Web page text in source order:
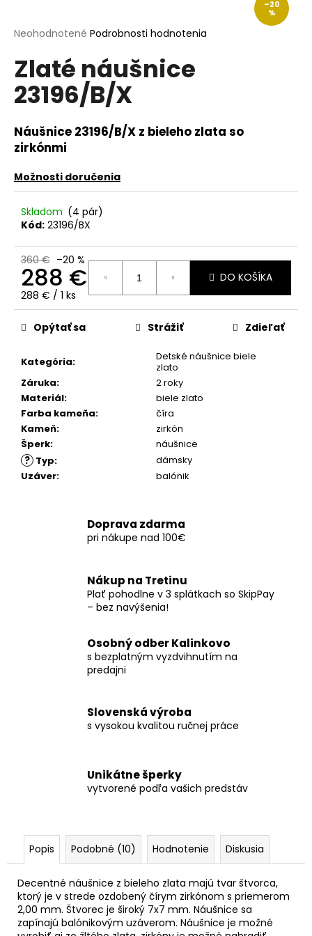
Priemerné
produktu
je
0,0
z
hviezdičiek.
Neohodnotené Podrobnosti hodnotenia
Zlaté náušnice
23196/B/X
Náušnice 23196/B/X z bieleho zlata so
zirkónmi
Možnosti doručenia
Skladom (4 pár)
Kód: 23196/BX
360 € –20 %
288 €
Jednotková
cena:
288 € / 1 ks
DO KOŠÍKA
Kategória:
Detské náušnice biele
zlato
Záruka:
2 roky
Materiál:
biele zlato
Farba kameňa:
číra
Kameň:
zirkón
Šperk: náušnice
? Typ:
dámsky
Uzáver: balónik
Opýtať sa Strážiť Zdieľať
–20
%
Doprava zdarma
pri nákupe nad 100€
Nákup na Tretinu
Plať pohodlne v 3 splátkach so SkipPay
– bez navýšenia!
Osobný odber Kalinkovo
s bezplatným vyzdvihnutím na
predajni
Slovenská výroba
s vysokou kvalitou ručnej práce
Unikátne šperky
vytvorené podľa vašich predstáv
Popis Podobné (10) Hodnotenie Diskusia
Decentné náušnice z bieleho zlata majú tvar štvorca,
ktorý je v strede ozdobený čírym zirkónom s priemerom
2,00 mm. Štvorec je široký 7x7 mm. Náušnice sa
zapínajú balónikovým uzáverom. Náušnice je možné
j
ť
?
O
p
o
ú
č
a
e